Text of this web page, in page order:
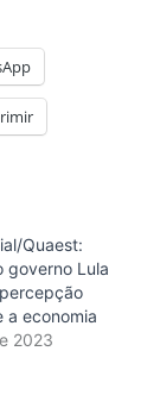
Quaest:
governo Lula
a economia
2023